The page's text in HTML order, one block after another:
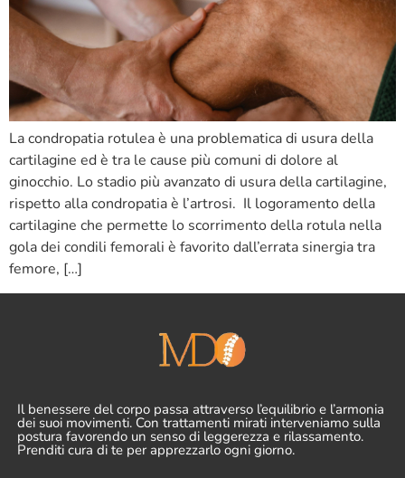
La condropatia rotulea è una problematica di usura della
cartilagine ed è tra le cause più comuni di dolore al
ginocchio. Lo stadio più avanzato di usura della cartilagine,
rispetto alla condropatia è l’artrosi. Il logoramento della
cartilagine che permette lo scorrimento della rotula nella
gola dei condili femorali è favorito dall’errata sinergia tra
femore, […]
Il benessere del corpo passa attraverso l’equilibrio e l’armonia
dei suoi movimenti. Con trattamenti mirati interveniamo sulla
postura favorendo un senso di leggerezza e rilassamento.
Prenditi cura di te per apprezzarlo ogni giorno.